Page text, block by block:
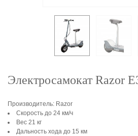
Электросамокат Razor
Производитель: Razor
Скорость до 24 км/ч
Вес 21 кг
Дальность хода до 15 км